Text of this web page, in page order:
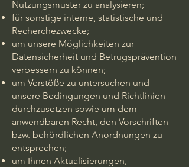
Nutzungsmuster zu analysieren;
für sonstige interne, statistische und
Recherchezwecke;
um unsere Möglichkeiten zur
Datensicherheit und Betrugsprävention
verbessern zu können;
um Verstöße zu untersuchen und
unsere Bedingungen und Richtlinien
durchzusetzen sowie um dem
anwendbaren Recht, den Vorschriften
bzw. behördlichen Anordnungen zu
entsprechen;
um Ihnen Aktualisierungen,